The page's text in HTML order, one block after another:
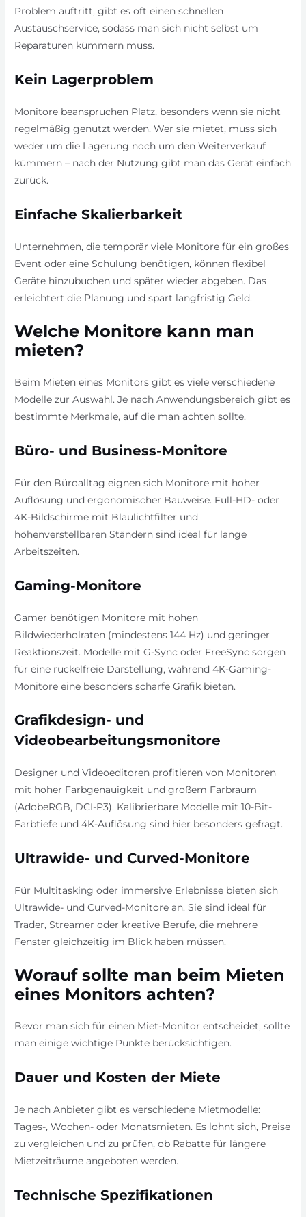
Problem auftritt, gibt es oft einen schnellen
Austauschservice, sodass man sich nicht selbst um
Reparaturen kümmern muss.
Kein Lagerproblem
Monitore beanspruchen Platz, besonders wenn sie nicht
regelmäßig genutzt werden. Wer sie mietet, muss sich
weder um die Lagerung noch um den Weiterverkauf
kümmern – nach der Nutzung gibt man das Gerät einfach
zurück.
Einfache Skalierbarkeit
Unternehmen, die temporär viele Monitore für ein großes
Event oder eine Schulung benötigen, können flexibel
Geräte hinzubuchen und später wieder abgeben. Das
erleichtert die Planung und spart langfristig Geld.
Welche Monitore kann man
mieten?
Beim Mieten eines Monitors gibt es viele verschiedene
Modelle zur Auswahl. Je nach Anwendungsbereich gibt es
bestimmte Merkmale, auf die man achten sollte.
Büro- und Business-Monitore
Für den Büroalltag eignen sich Monitore mit hoher
Auflösung und ergonomischer Bauweise. Full-HD- oder
4K-Bildschirme mit Blaulichtfilter und
höhenverstellbaren Ständern sind ideal für lange
Arbeitszeiten.
Gaming-Monitore
Gamer benötigen Monitore mit hohen
Bildwiederholraten (mindestens 144 Hz) und geringer
Reaktionszeit. Modelle mit G-Sync oder FreeSync sorgen
für eine ruckelfreie Darstellung, während 4K-Gaming-
Monitore eine besonders scharfe Grafik bieten.
Grafikdesign- und
Videobearbeitungsmonitore
Designer und Videoeditoren profitieren von Monitoren
mit hoher Farbgenauigkeit und großem Farbraum
(AdobeRGB, DCI-P3). Kalibrierbare Modelle mit 10-Bit-
Farbtiefe und 4K-Auflösung sind hier besonders gefragt.
Ultrawide- und Curved-Monitore
Für Multitasking oder immersive Erlebnisse bieten sich
Ultrawide- und Curved-Monitore an. Sie sind ideal für
Trader, Streamer oder kreative Berufe, die mehrere
Fenster gleichzeitig im Blick haben müssen.
Worauf sollte man beim Mieten
eines Monitors achten?
Bevor man sich für einen Miet-Monitor entscheidet, sollte
man einige wichtige Punkte berücksichtigen.
Dauer und Kosten der Miete
Je nach Anbieter gibt es verschiedene Mietmodelle:
Tages-, Wochen- oder Monatsmieten. Es lohnt sich, Preise
zu vergleichen und zu prüfen, ob Rabatte für längere
Mietzeiträume angeboten werden.
Technische Spezifikationen